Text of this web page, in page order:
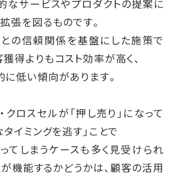
なサービスやプロダクトの提案に
張を図るものです。
の信頼関係を基盤にした施策で
得よりもコスト効率が高く、
低い傾向があります。
クロスセルが「押し売り」になって
タイミングを逃す」ことで
てしまうケースも多く見受けられ
機能するかどうかは、顧客の活用